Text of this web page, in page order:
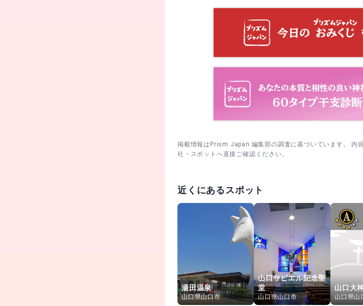
掲載情報はPrism Japan 編集部の調査に基づいています。 内
社・スポットへ直接ご確認ください。
近くにあるスポット
湯田温泉
山口県山口市
山口サビエル記念聖
堂
山口県山口市
山口大
山口県山